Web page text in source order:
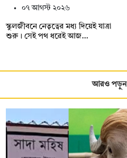
০৭ আগস্ট ২০২৬
স্কুলজীবনে নেতৃত্বের মধ্য দিয়েই যাত্রা
শুরু। সেই পথ ধরেই আজ…
আরও পড়ুন